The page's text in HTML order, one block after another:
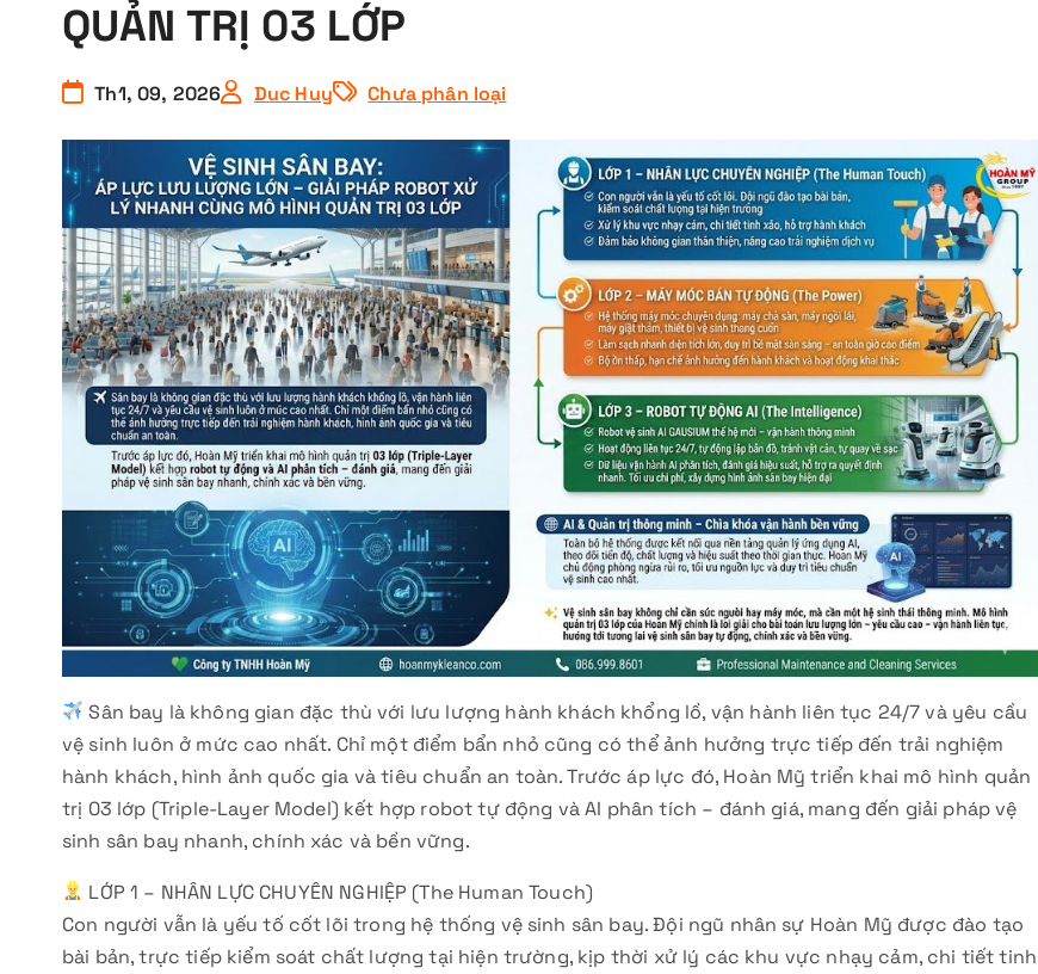
QUẢN TRỊ 03 LỚP
Th1, 09, 2026 Duc Huy Chưa phân loại
Sân bay là không gian đặc thù với lưu lượng hành khách khổng lồ, vận hành liên tục 24/7 và yêu cầu
vệ sinh luôn ở mức cao nhất. Chỉ một điểm bẩn nhỏ cũng có thể ảnh hưởng trực tiếp đến trải nghiệm
hành khách, hình ảnh quốc gia và tiêu chuẩn an toàn. Trước áp lực đó, Hoàn Mỹ triển khai mô hình quản
trị 03 lớp (Triple-Layer Model) kết hợp robot tự động và AI phân tích – đánh giá, mang đến giải pháp vệ
sinh sân bay nhanh, chính xác và bền vững.
LỚP 1 – NHÂN LỰC CHUYÊN NGHIỆP (The Human Touch)
Con người vẫn là yếu tố cốt lõi trong hệ thống vệ sinh sân bay. Đội ngũ nhân sự Hoàn Mỹ được đào tạo
bài bản, trực tiếp kiểm soát chất lượng tại hiện trường, kịp thời xử lý các khu vực nhạy cảm, chi tiết tinh